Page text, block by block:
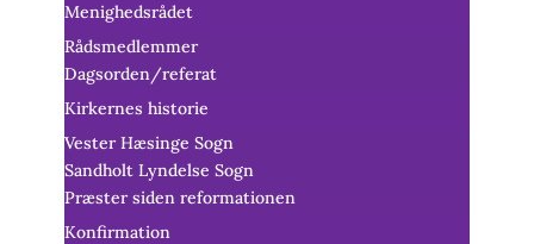
Menighedsrådet
Rådsmedlemmer
Dagsorden/referat
Kirkernes historie
Vester Hæsinge Sogn
Sandholt Lyndelse Sogn
Præster siden reformationen
Konfirmation